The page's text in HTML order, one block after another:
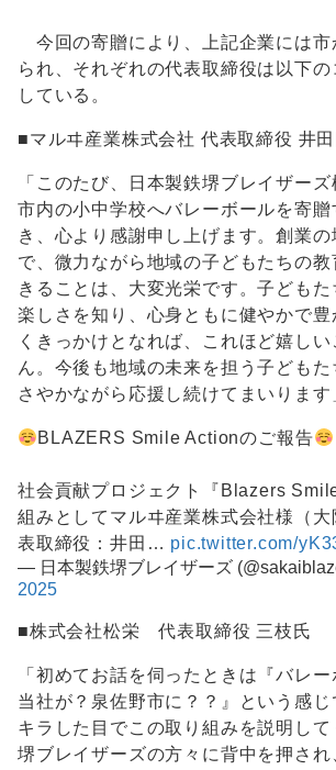
今回の寄贈により、上記企業には市
られ、それぞれの代表取締役は以下の
している。
■マルヰ産業株式会社 代表取締役 井
「このたび、日本製鉄堺ブレイザー
市内の小中学校へバレーボールを寄
き、心より感謝申し上げます。創業
で、微力ながら地域の子どもたちの
きることは、大変光栄です。子ども
楽しさを知り、心身ともに健やかで豊
くきっかけとなれば、これほど嬉し
ん。今後も地域の未来を担う子どもた
さやかながら応援し続けてまいります
BLAZERS Smile Actionのご報告
社会貢献プロジェクト『Blazers
組みとしてマルヰ産業株式会社様（
表取締役：井田… pic.twitter.com/
— 日本製鉄堺ブレイザーズ
2025
■株式会社松栄 代表取締役 三枝氏
「初めてお話を伺ったときは『バレー
当社が？泉佐野市に？？』という感じ
キラした目でこの取り組みを説明して
堺ブレイザーズの方々に背中を押され